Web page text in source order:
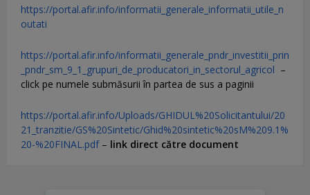
https://portal.afir.info/informatii_generale_informatii_utile_n
outati
https://portal.afir.info/informatii_generale_pndr_investitii_prin
_pndr_sm_9_1_grupuri_de_producatori_in_sectorul_agricol –
click pe numele submăsurii în partea de sus a paginii
https://portal.afir.info/Uploads/GHIDUL%20Solicitantului/20
21_tranzitie/GS%20Sintetic/Ghid%20sintetic%20sM%209.1%
20-%20FINAL.pdf– link direct către document